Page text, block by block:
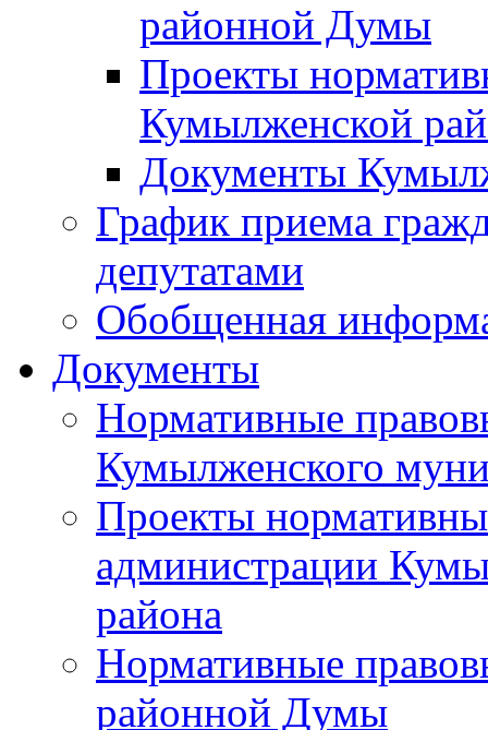
районной Думы
Проекты
Кумылженской
Документы
График приема
депутатами
Обобщенная
Документы
Нормативные
Кумылженского
Проекты
администрации
района
Нормативные
районной Думы